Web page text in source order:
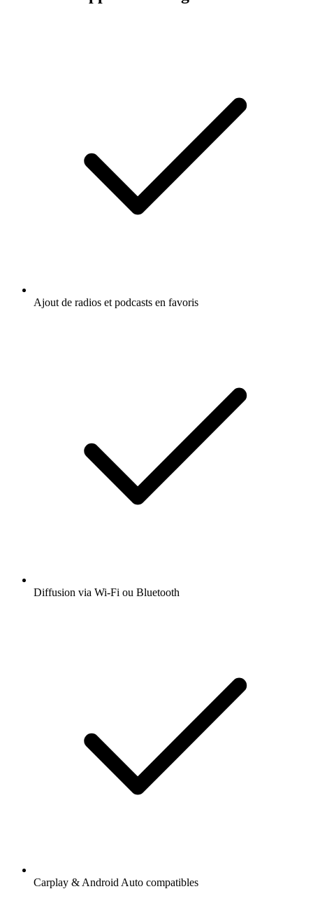
Ajout de radios et podcasts en favoris
Diffusion via Wi-Fi ou Bluetooth
Carplay & Android Auto compatibles